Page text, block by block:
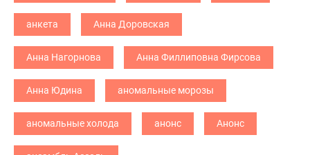
анкета Анна Доровская
Анна Нагорнова Анна Филлиповна Фирсова
Анна Юдина аномальные морозы
аномальные холода анонс Анонс